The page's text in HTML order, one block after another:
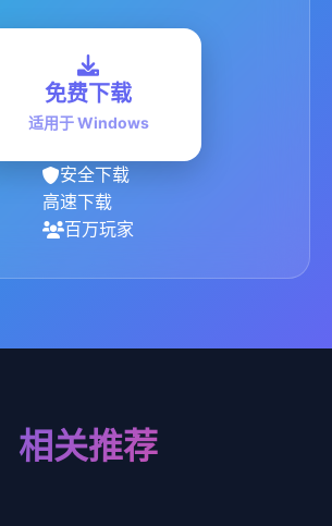
免费下载
适用于 Windows
安全下载
高速下载
百万玩家
相关推荐